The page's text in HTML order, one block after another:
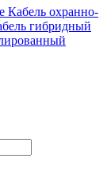
Кабель охранно-
гибридный